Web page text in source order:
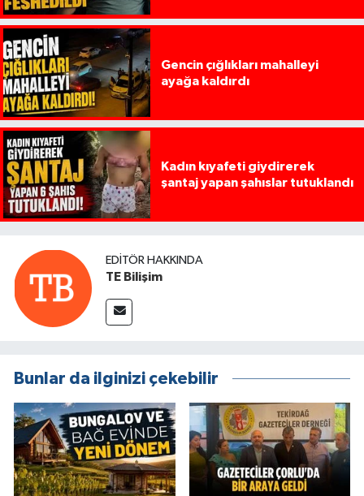
Gencin çığlıkları mahalleyi
ayağa kaldırdı
Kadın kıyafeti giydirerek
şantaj yapan şahıslar tutuklandı
EDITÖR HAKKINDA
TE Bilişim
Bunlar da ilginizi çekebilir